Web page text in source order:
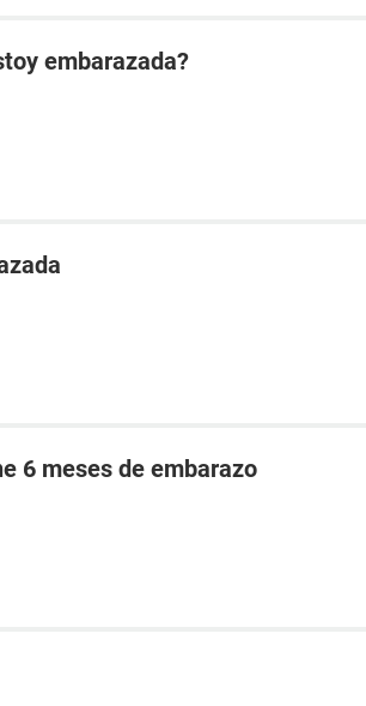
embarazada?
6 meses de embarazo